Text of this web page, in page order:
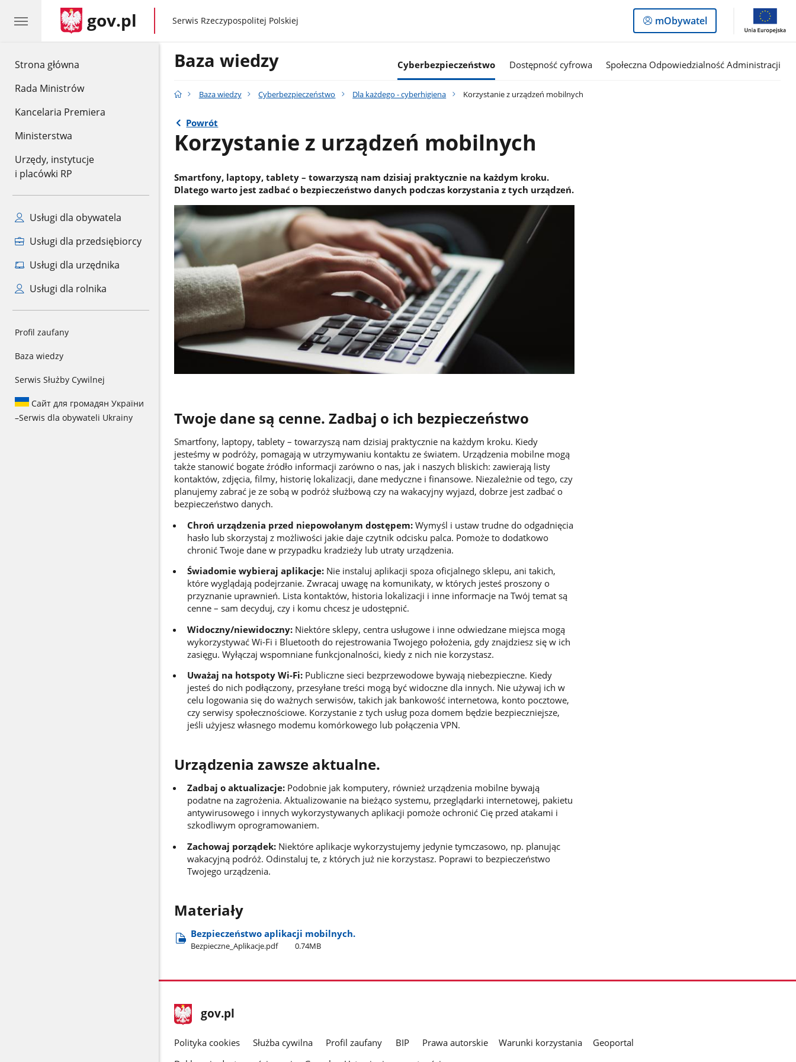
Strona główna
Rada Ministrów
Kancelaria Premiera
Ministerstwa
Urzędy, instytucje
i placówki RP
Usługi dla obywatela
Usługi dla przedsiębiorcy
Usługi dla urzędnika
Usługi dla rolnika
Profil zaufany
Baza wiedzy
Serwis Służby Cywilnej
Сайт для громадян України
–Serwis dla obywateli Ukrainy
gov.pl gov.pl
Serwis Rzeczypospolitej Polskiej
Logowanie
do
mObywatel
Baza wiedzy Cyberbezpieczeństwo Dostępność cyfrowa Społeczna Odpowiedzialność Administracji
Baza wiedzy Cyberbezpieczeństwo Dla każdego - cyberhigiena Korzystanie z urządzeń mobilnych
Powrót
Korzystanie z urządzeń mobilnych
Smartfony, laptopy, tablety – towarzyszą nam dzisiaj praktycznie na każdym kroku.
Dlatego warto jest zadbać o bezpieczeństwo danych podczas korzystania z tych urządzeń.
Twoje dane są cenne. Zadbaj o ich bezpieczeństwo
Smartfony, laptopy, tablety – towarzyszą nam dzisiaj praktycznie na każdym kroku. Kiedy
jesteśmy w podróży, pomagają w utrzymywaniu kontaktu ze światem. Urządzenia mobilne mogą
także stanowić bogate źródło informacji zarówno o nas, jak i naszych bliskich: zawierają listy
kontaktów, zdjęcia, filmy, historię lokalizacji, dane medyczne i finansowe. Niezależnie od tego, czy
planujemy zabrać je ze sobą w podróż służbową czy na wakacyjny wyjazd, dobrze jest zadbać o
bezpieczeństwo danych.
Chroń urządzenia przed niepowołanym dostępem:Wymyśl i ustaw trudne do odgadnięcia
hasło lub skorzystaj z możliwości jakie daje czytnik odcisku palca. Pomoże to dodatkowo
chronić Twoje dane w przypadku kradzieży lub utraty urządzenia.
Świadomie wybieraj aplikacje: Nie instaluj aplikacji spoza oficjalnego sklepu, ani takich,
które wyglądają podejrzanie. Zwracaj uwagę na komunikaty, w których jesteś proszony o
przyznanie uprawnień. Lista kontaktów, historia lokalizacji i inne informacje na Twój temat są
cenne – sam decyduj, czy i komu chcesz je udostępnić.
Widoczny/niewidoczny: Niektóre sklepy, centra usługowe i inne odwiedzane miejsca mogą
wykorzystywać Wi-Fi i Bluetooth do rejestrowania Twojego położenia, gdy znajdziesz się w ich
zasięgu. Wyłączaj wspomniane funkcjonalności, kiedy z nich nie korzystasz.
Uważaj na hotspoty Wi-Fi: Publiczne sieci bezprzewodowe bywają niebezpieczne. Kiedy
jesteś do nich podłączony, przesyłane treści mogą być widoczne dla innych. Nie używaj ich w
celu logowania się do ważnych serwisów, takich jak bankowość internetowa, konto pocztowe,
czy serwisy społecznościowe. Korzystanie z tych usług poza domem będzie bezpieczniejsze,
jeśli użyjesz własnego modemu komórkowego lub połączenia VPN.
Urządzenia zawsze aktualne.
Zadbaj o aktualizacje: Podobnie jak komputery, również urządzenia mobilne bywają
podatne na zagrożenia. Aktualizowanie na bieżąco systemu, przeglądarki internetowej, pakietu
antywirusowego i innych wykorzystywanych aplikacji pomoże ochronić Cię przed atakami i
szkodliwym oprogramowaniem.
Zachowaj porządek: Niektóre aplikacje wykorzystujemy jedynie tymczasowo, np. planując
wakacyjną podróż. Odinstaluj te, z których już nie korzystasz. Poprawi to bezpieczeństwo
Twojego urządzenia.
Materiały
Bezpieczeństwo aplikacji mobilnych.
Bezpieczne​_Aplikacje.pdf 0.74MB
stopka
gov.pl Strona
gov.pl
gov.pl
Polityka cookies Służba cywilna Profil zaufany BIP Prawa autorskie Warunki korzystania
Geoportal